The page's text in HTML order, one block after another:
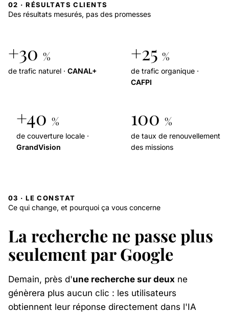
02 · RÉSULTATS CLIENTS
Des résultats mesurés, pas des promesses
+30 %
de trafic naturel · CANAL+
+25 %
de trafic organique ·
CAFPI
+40 %
de couverture locale ·
GrandVision
100 %
de taux de renouvellement
des missions
03 · LE CONSTAT
Ce qui change, et pourquoi ça vous concerne
La recherche ne passe plus
seulement par Google
Demain, près d'une recherche sur deux ne
génèrera plus aucun clic : les utilisateurs
obtiennent leur réponse directement dans l'IA